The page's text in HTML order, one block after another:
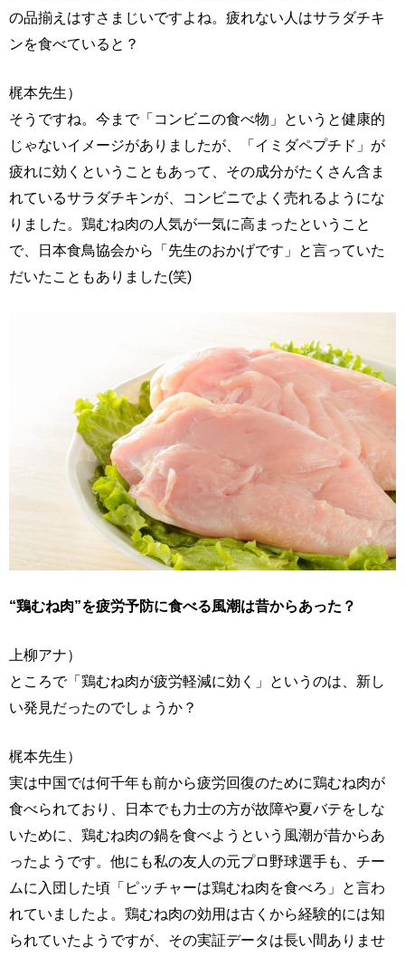
の品揃えはすさまじいですよね。疲れない人はサラダチキ
ンを食べていると？
梶本先生）
そうですね。今まで「コンビニの食べ物」というと健康的
じゃないイメージがありましたが、「イミダペプチド」が
疲れに効くということもあって、その成分がたくさん含ま
れているサラダチキンが、コンビニでよく売れるようにな
りました。鶏むね肉の人気が一気に高まったということ
で、日本食鳥協会から「先生のおかげです」と言っていた
だいたこともありました(笑)
“鶏むね肉”を疲労予防に食べる風潮は昔からあった？
上柳アナ）
ところで「鶏むね肉が疲労軽減に効く」というのは、新し
い発見だったのでしょうか？
梶本先生）
実は中国では何千年も前から疲労回復のために鶏むね肉が
食べられており、日本でも力士の方が故障や夏バテをしな
いために、鶏むね肉の鍋を食べようという風潮が昔からあ
ったようです。他にも私の友人の元プロ野球選手も、チー
ムに入団した頃「ピッチャーは鶏むね肉を食べろ」と言わ
れていましたよ。鶏むね肉の効用は古くから経験的には知
られていたようですが、その実証データは長い間ありませ